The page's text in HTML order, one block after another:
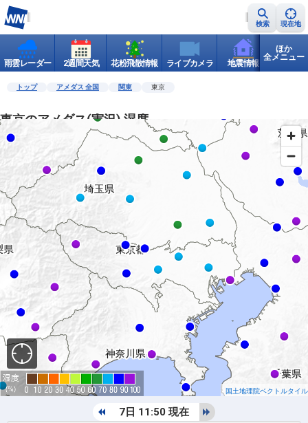
検索 現在地
雨雲レーダー 2週間天気 花粉飛散情報 ライブカメラ 地震情報 世界天
ほか
全メニュー
トップ アメダス 全国 関東 東京
東京のアメダス(実況) 湿度
国土地理院ベクトルタイル
7日 11:50 現在